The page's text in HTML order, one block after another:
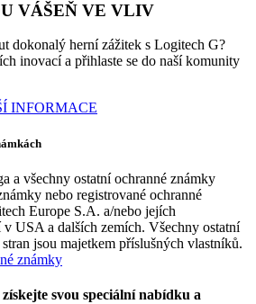
VÁŠEŇ VE VLIV
dokonalý herní zážitek s Logitech G?
inovací a přihlaste se do naší komunity
INFORMACE
a všechny ostatní ochranné známky
nebo registrované ochranné
Europe S.A. a/nebo jejích
USA a dalších zemích. Všechny ostatní
jsou majetkem příslušných vlastníků.
známky
svou speciální nabídku a